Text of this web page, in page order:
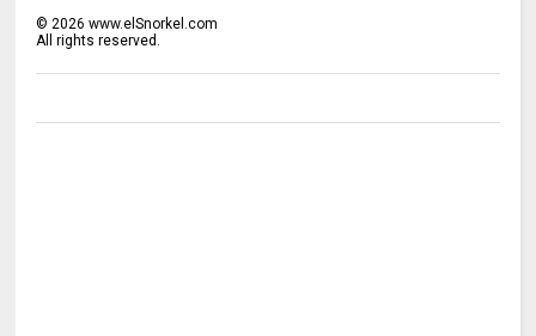
© 2026 www.elSnorkel.com
All rights reserved.